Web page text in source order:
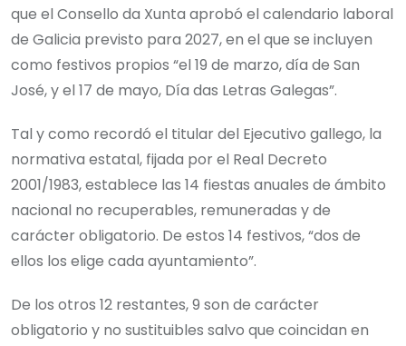
que el Consello da Xunta aprobó el calendario laboral
de Galicia previsto para 2027, en el que se incluyen
como festivos propios “el 19 de marzo, día de San
José, y el 17 de mayo, Día das Letras Galegas”.
Tal y como recordó el titular del Ejecutivo gallego, la
normativa estatal, fijada por el Real Decreto
2001/1983, establece las 14 fiestas anuales de ámbito
nacional no recuperables, remuneradas y de
carácter obligatorio. De estos 14 festivos, “dos de
ellos los elige cada ayuntamiento”.
De los otros 12 restantes, 9 son de carácter
obligatorio y no sustituibles salvo que coincidan en